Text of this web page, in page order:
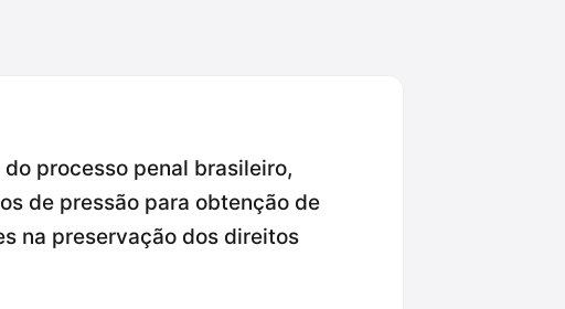
processo penal brasileiro,
de pressão para obtenção de
na preservação dos direitos